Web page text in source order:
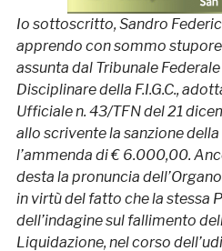
Io sottoscritto, Sandro
apprendo con sommo
assunta dal Tribunale
Disciplinare della F.I.G.C.,
Ufficiale n. 43/TFN del 21
allo scrivente la sanzione
l’ammenda di € 6.000,00.
desta la pronuncia
in virtù del fatto che la stessa
dell’indagine sul fallimento
Liquidazione, nel corso